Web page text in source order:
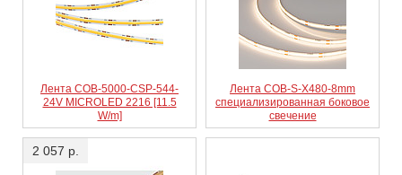
Лента COB-5000-CSP-544-
24V MICROLED 2216 [11.5
W/m]
Лента COB-S-X480-8mm
специализированная боковое
свечение
2 057 р.